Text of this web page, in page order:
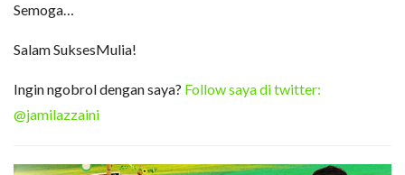
Semoga…
Salam SuksesMulia!
Ingin ngobrol dengan saya? Follow saya di twitter:
@jamilazzaini